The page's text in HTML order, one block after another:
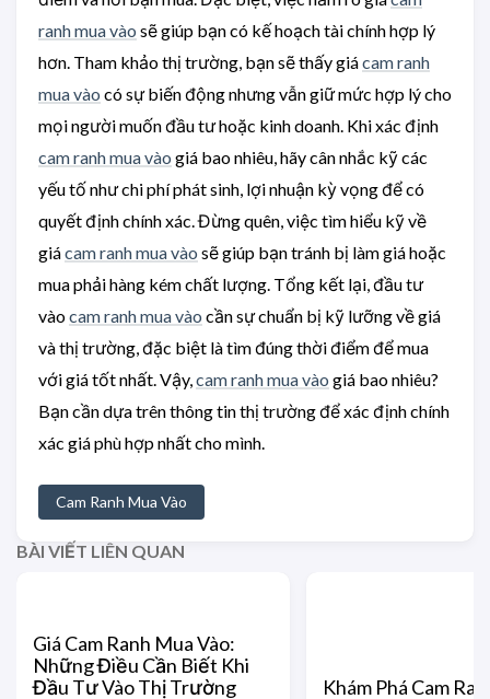
ranh mua vào sẽ giúp bạn có kế hoạch tài chính hợp lý
hơn. Tham khảo thị trường, bạn sẽ thấy giácam ranh
mua vào có sự biến động nhưng vẫn giữ mức hợp lý cho
mọi người muốn đầu tư hoặc kinh doanh. Khi xác định
cam ranh mua vào giá bao nhiêu, hãy cân nhắc kỹ các
yếu tố như chi phí phát sinh, lợi nhuận kỳ vọng để có
quyết định chính xác. Đừng quên, việc tìm hiểu kỹ về
giácam ranh mua vào sẽ giúp bạn tránh bị làm giá hoặc
mua phải hàng kém chất lượng. Tổng kết lại, đầu tư
vàocam ranh mua vào cần sự chuẩn bị kỹ lưỡng về giá
và thị trường, đặc biệt là tìm đúng thời điểm để mua
với giá tốt nhất. Vậy, cam ranh mua vào giá bao nhiêu?
Bạn cần dựa trên thông tin thị trường để xác định chính
xác giá phù hợp nhất cho mình.
Cam Ranh Mua Vào
BÀI VIẾT LIÊN QUAN
Giá Cam Ranh Mua Vào:
Những Điều Cần Biết Khi
Đầu Tư Vào Thị Trường
Khám Phá Cam